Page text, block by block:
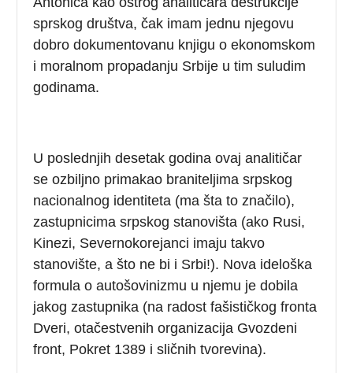
sprskog društva, čak imam jednu njegovu
dobro dokumentovanu knjigu o ekonomskom
i moralnom propadanju Srbije u tim suludim
godinama.
U poslednjih desetak godina ovaj analitičar
se ozbiljno primakao braniteljima srpskog
nacionalnog identiteta (ma šta to značilo),
zastupnicima srpskog stanovišta (ako Rusi,
Kinezi, Severnokorejanci imaju takvo
stanovište, a što ne bi i Srbi!). Nova ideloška
formula o autošovinizmu u njemu je dobila
jakog zastupnika (na radost fašističkog fronta
Dveri, otačestvenih organizacija Gvozdeni
front, Pokret 1389 i sličnih tvorevina).